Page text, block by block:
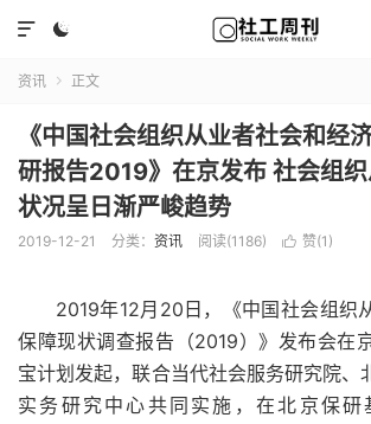


资讯  正文
《中国社会组织从业者社会和经
研报告2019》在京发布 社会组
状况呈日渐严峻趋势
2019-12-21 分类： 资讯 阅读(1186)  赞(1 )
2019年12月20日，《中国社会组织
保障现状调查报告（2019）》发布会在
宝计划发起，联合当代社会服务研究院、
实务研究中心共同实施，在北京保研